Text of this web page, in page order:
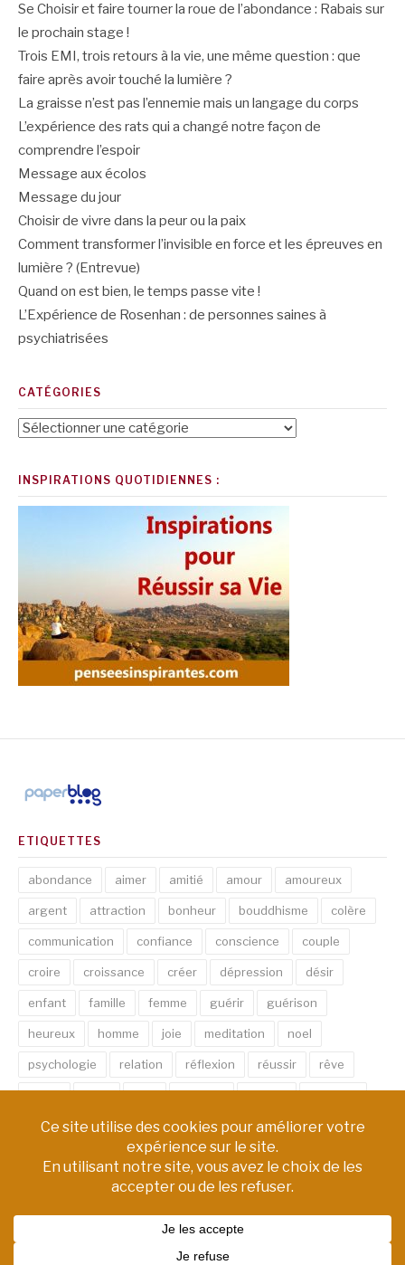
Se Choisir et faire tourner la roue de l’abondance : Rabais sur
le prochain stage !
Trois EMI, trois retours à la vie, une même question : que
faire après avoir touché la lumière ?
La graisse n’est pas l’ennemie mais un langage du corps
L’expérience des rats qui a changé notre façon de
comprendre l’espoir
Message aux écolos
Message du jour
Choisir de vivre dans la peur ou la paix
Comment transformer l’invisible en force et les épreuves en
lumière ? (Entrevue)
Quand on est bien, le temps passe vite !
L’Expérience de Rosenhan : de personnes saines à
psychiatrisées
CATÉGORIES
Catégories
INSPIRATIONS QUOTIDIENNES :
ETIQUETTES
abondance aimer amitié amour amoureux
argent attraction bonheur bouddhisme colère
communication confiance conscience couple
croire croissance créer dépression désir
enfant famille femme guérir guérison
heureux homme joie meditation noel
psychologie relation réflexion réussir rêve
santé sexe soin spirituel succès thérapie
vie âme émotion énergie équilibre
Thème Fashify parFRT